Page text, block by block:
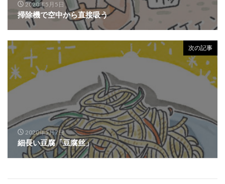
2020年5月5日
掃除機で空中から直接吸う
次の記事
2020年5月7日
細長い豆腐「豆腐丝」